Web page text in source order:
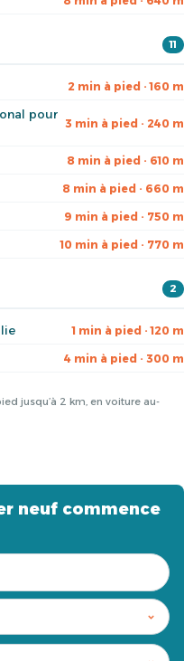
11
2 min à pied · 160 m
pour
3 min à pied · 240 m
8 min à pied · 610 m
8 min à pied · 660 m
9 min à pied · 750 m
10 min à pied · 770 m
2
1 min à pied · 120 m
4 min à pied · 300 m
jusqu’à 2 km, en voiture au-
neuf commence